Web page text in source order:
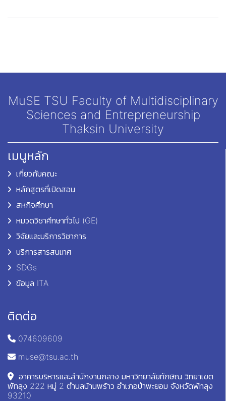
MuSE TSU Faculty of Multidisciplinary
Sciences and Entrepreneurship
Thaksin University
เมนูหลัก
เกี่ยวกับคณะ
หลักสูตรที่เปิดสอน
สหกิจศึกษา
หมวดวิชาศึกษาทั่วไป (GE)
วิจัยและบริการวิชาการ
บริการสารสนเทศ
SDGs
ข้อมูล ITA
ติดต่อ
074609609
muse@tsu.ac.th
อาคารบริหารและสำนักงานกลาง มหาวิทยาลัยทักษิณ วิทยาเขต
พัทลุง 222 หมู่ 2 ตำบลบ้านพร้าว อำเภอป่าพะยอม จังหวัดพัทลุง
93210